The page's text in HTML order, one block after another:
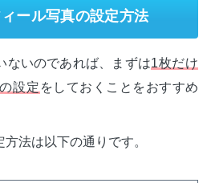
ール写真の設定方法
ないのであれば、まずは1枚だけ
設定 をしておくことをおすすめ
法は以下の通りです。